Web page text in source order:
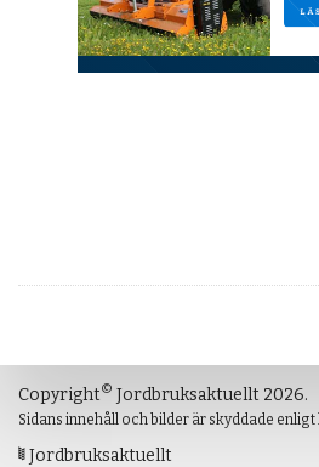
Copyright© Jordbruksaktuellt 2026.
Sidans innehåll och bilder är skyddade
Jordbruksaktuellt